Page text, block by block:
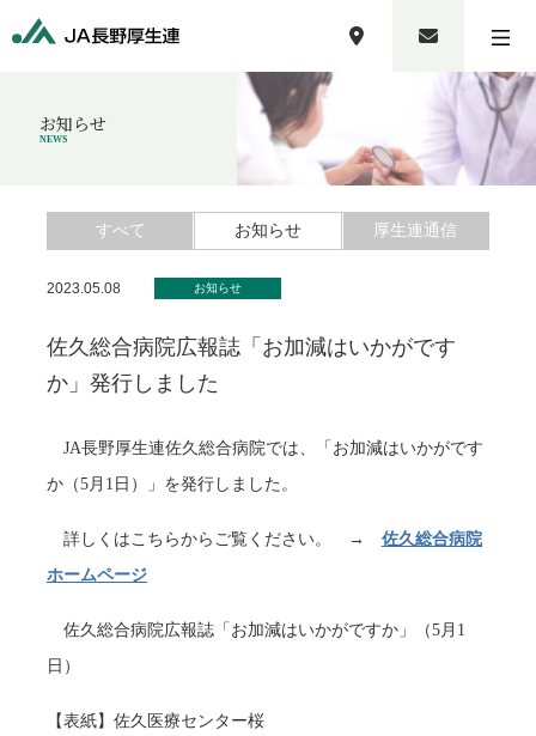
お知らせ
NEWS
すべて お知らせ 厚生連通信
2023.05.08 お知らせ
佐久総合病院広報誌「お加減はいかがです
か」発行しました
JA長野厚生連佐久総合病院では、「お加減はいかがです
か（5月1日）」を発行しました。
詳しくはこちらからご覧ください。 → 佐久総合病院
ホームページ
佐久総合病院広報誌「お加減はいかがですか」（5月1
日）
【表紙】佐久医療センター桜